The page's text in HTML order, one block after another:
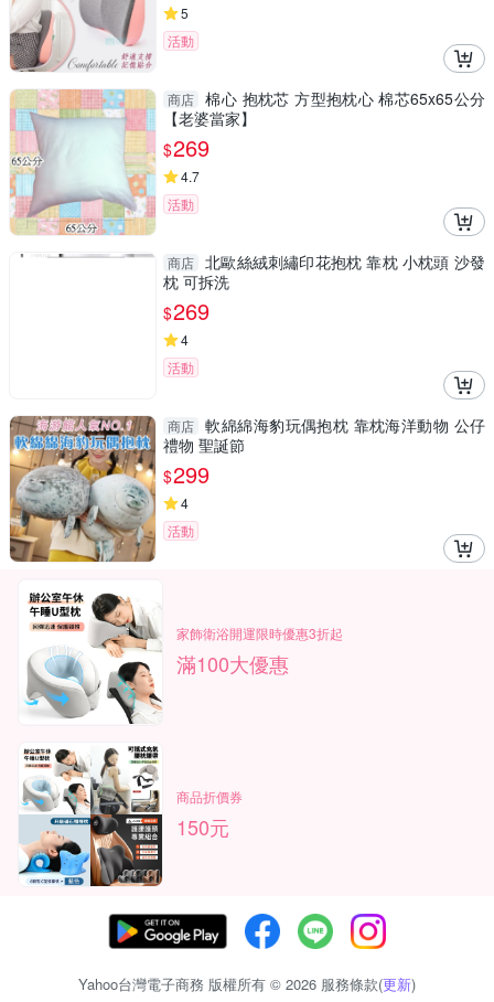
5
活動
商店 棉心 抱枕芯 方型抱枕心 棉芯65x65公分
【老婆當家】
$269
4.7
活動
商店 北歐絲絨刺繡印花抱枕 靠枕 小枕頭 沙發
枕 可拆洗
$269
4
活動
商店 軟綿綿海豹玩偶抱枕 靠枕海洋動物 公仔
禮物 聖誕節
$299
4
活動
家飾衛浴開運限時優惠3折起
滿100大優惠
商品折價券
150元
Yahoo台灣電子商務 版權所有 © 2026 服務條款(更新)